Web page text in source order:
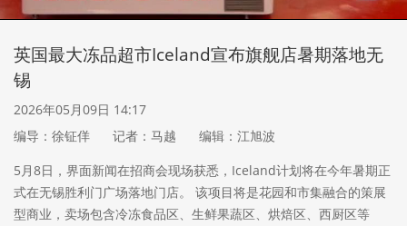
英国最大冻品超市Iceland宣布旗舰店暑期落地无
锡
2026年05月09日 14:17
编导：徐钲佯
记者：马越
编辑：江旭波
5月8日，界面新闻在招商会现场获悉，Iceland计划将在今年暑期正
式在无锡胜利门广场落地门店。 该项目将是花园和市集融合的策展
型商业，卖场包含冷冻食品区、生鲜果蔬区、烘焙区、西厨区等